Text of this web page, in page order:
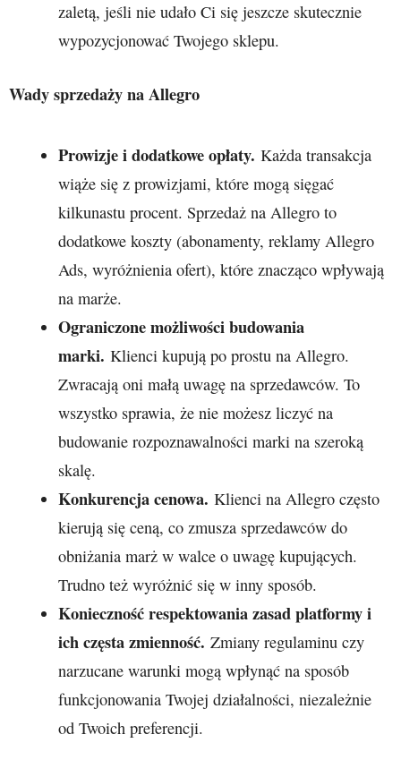
zaletą, jeśli nie udało Ci się jeszcze skutecznie
wypozycjonować Twojego sklepu.
Wady sprzedaży na Allegro
Prowizje i dodatkowe opłaty. Każda transakcja
wiąże się z prowizjami, które mogą sięgać
kilkunastu procent. Sprzedaż na Allegro to
dodatkowe koszty (abonamenty, reklamy Allegro
Ads, wyróżnienia ofert), które znacząco wpływają
na marże.
Ograniczone możliwości budowania
marki. Klienci kupują po prostu na Allegro.
Zwracają oni małą uwagę na sprzedawców. To
wszystko sprawia, że nie możesz liczyć na
budowanie rozpoznawalności marki na szeroką
skalę.
Konkurencja cenowa. Klienci na Allegro często
kierują się ceną, co zmusza sprzedawców do
obniżania marż w walce o uwagę kupujących.
Trudno też wyróżnić się w inny sposób.
Konieczność respektowania zasad platformy i
ich częsta zmienność. Zmiany regulaminu czy
narzucane warunki mogą wpłynąć na sposób
funkcjonowania Twojej działalności, niezależnie
od Twoich preferencji.